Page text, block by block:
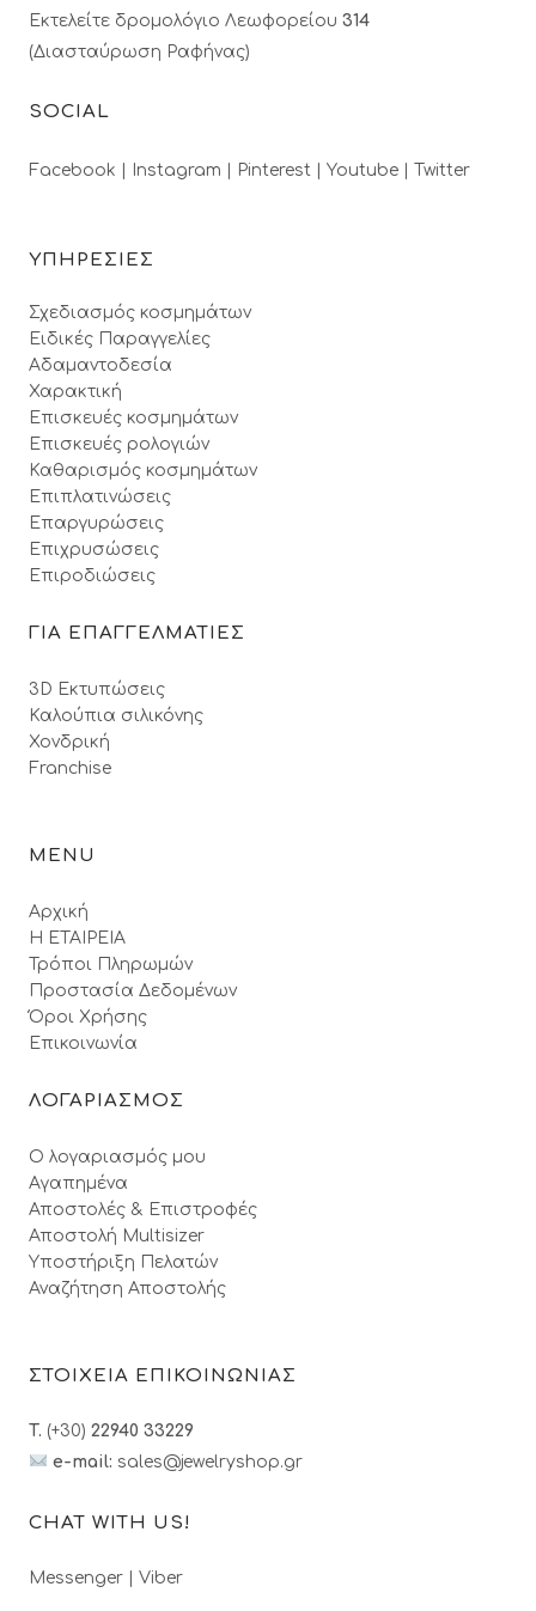
Εκτελείτε δρομολόγιο Λεωφορείου 314
(Διασταύρωση Ραφήνας)
SOCIAL
Facebook | Instagram | Pinterest | Youtube | Twitter
ΥΠΗΡΕΣΙΕΣ
Σχεδιασμός κοσμημάτων
Ειδικές Παραγγελίες
Αδαμαντοδεσία
Χαρακτική
Επισκευές κοσμημάτων
Επισκευές ρολογιών
Καθαρισμός κοσμημάτων
Επιπλατινώσεις
Επαργυρώσεις
Επιχρυσώσεις
Επιροδιώσεις
ΓΙΑ ΕΠΑΓΓΕΛΜΑΤΙΕΣ
3D Εκτυπώσεις
Καλούπια σιλικόνης
Χονδρική
Franchise
MENU
Αρχική
Η ΕΤΑΙΡΕΙΑ
Τρόποι Πληρωμών
Προστασία Δεδομένων
Όροι Xρήσης
Επικοινωνία
ΛΟΓΑΡΙΑΣΜΟΣ
Ο λογαριασμός μου
Αγαπημένα
Αποστολές & Επιστροφές
Αποστολή Multisizer
Υποστήριξη Πελατών
Αναζήτηση Αποστολής
ΣΤΟΙΧΕΙΑ ΕΠΙΚΟΙΝΩΝΙΑΣ
T. (+30) 22940 33229
e-mail: sales@jewelryshop.gr
CHAT WITH US!
Messenger Viber